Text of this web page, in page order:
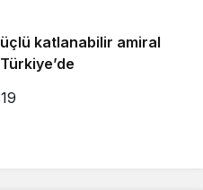
katlanabilir amiral